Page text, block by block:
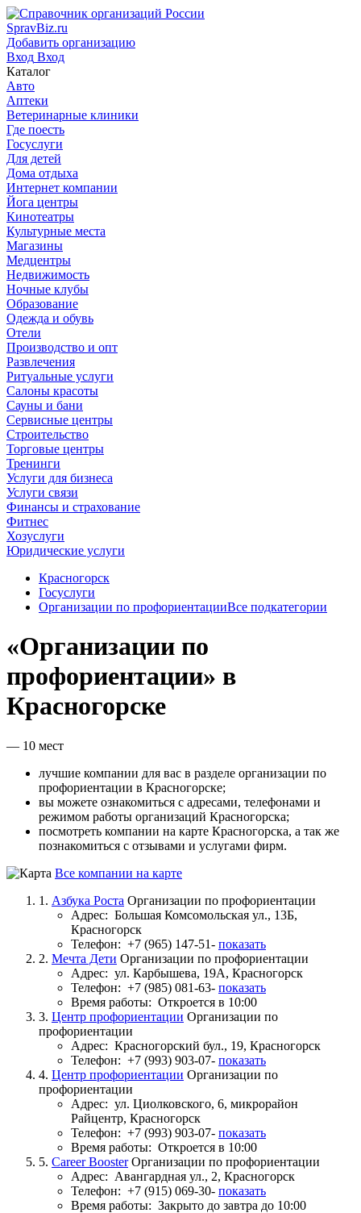
SpravBiz.ru
Добавить организацию
Вход Вход
Каталог
Авто
Аптеки
Ветеринарные клиники
Где поесть
Госуслуги
Для детей
Дома отдыха
Интернет компании
Йога центры
Кинотеатры
Культурные места
Магазины
Медцентры
Недвижимость
Ночные клубы
Образование
Одежда и обувь
Отели
Производство и опт
Развлечения
Ритуальные услуги
Салоны красоты
Сауны и бани
Сервисные центры
Строительство
Торговые центры
Тренинги
Услуги для бизнеса
Услуги связи
Финансы и страхование
Фитнес
Хозуслуги
Юридические услуги
Красногорск
Госуслуги
Организации по профориентацииВсе подкатегории
«Организации по
профориентации» в
Красногорске
— 10 мест
лучшие компании для вас в разделе организации по
профориентации в Красногорске;
вы можете ознакомиться с адресами, телефонами и
режимом работы организаций Красногорска;
посмотреть компании на карте Красногорска, а так же
познакомиться с отзывами и услугами фирм.
Все компании на карте
1. Азбука Роста Организации по профориентации
Адрес: Большая Комсомольская ул., 13Б,
Красногорск
Телефон: +7 (965) 147-51- показать
2. Мечта Дети Организации по профориентации
Адрес: ул. Карбышева, 19А, Красногорск
Телефон: +7 (985) 081-63- показать
Время работы: Откроется в 10:00
3. Центр профориентации Организации по
профориентации
Адрес: Красногорский бул., 19, Красногорск
Телефон: +7 (993) 903-07- показать
4. Центр профориентации Организации по
профориентации
Адрес: ул. Циолковского, 6, микрорайон
Райцентр, Красногорск
Телефон: +7 (993) 903-07- показать
Время работы: Откроется в 10:00
5. Career Booster Организации по профориентации
Адрес: Авангардная ул., 2, Красногорск
Телефон: +7 (915) 069-30- показать
Время работы: Закрыто до завтра до 10:00